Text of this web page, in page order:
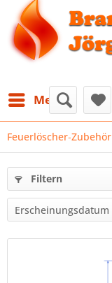
Menü
Feuerlöscher‐Zubehör
Filtern